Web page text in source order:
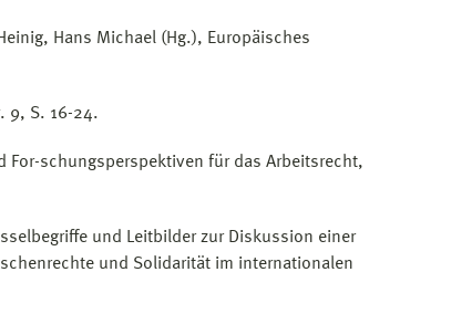
Hans Michael (Hg.), Europäisches
9, S. 16-24.
For-schungsperspektiven für das Arbeitsrecht,
und Leitbilder zur Diskussion einer
und Solidarität im internationalen